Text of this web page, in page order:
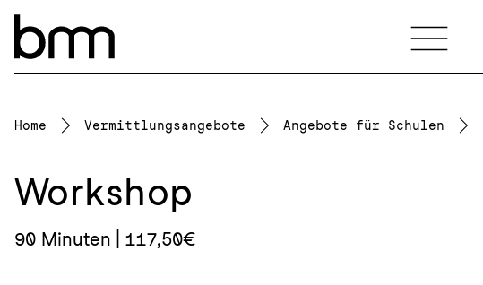
Home Vermittlungsangebote Angebote für Schulen
Workshop
90 Minuten | 117,50€